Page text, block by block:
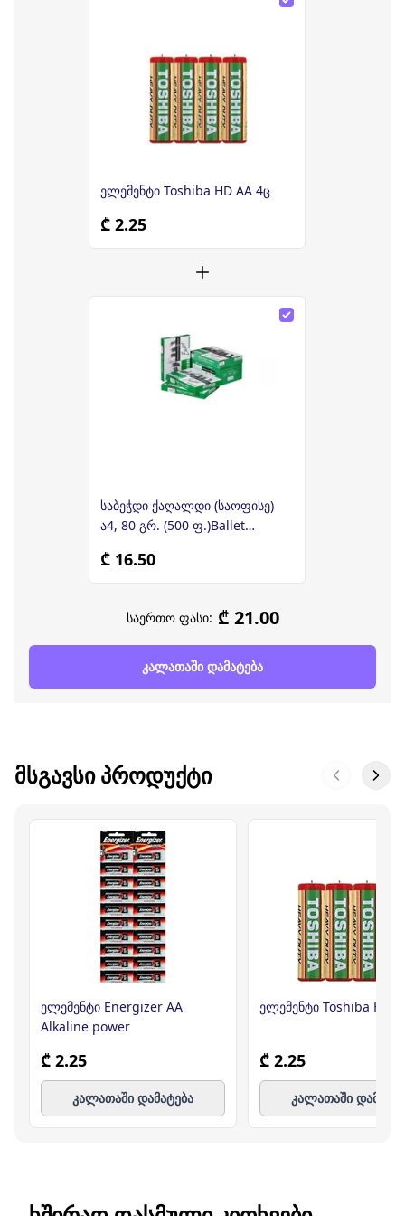
ელემენტი Toshiba HD AA 4ც
₾ 2.25
საბეჭდი ქაღალდი (საოფისე)
ა4, 80 გრ. (500 ფ.)Ballet
₾ 16.50
საერთო ფასი: ₾ 21.00
კალათაში დამატება
ᲛᲡᲒᲐᲕᲡᲘ ᲞᲠᲝᲓᲣᲥᲢᲘ
ელემენტი Energizer AA
Alkaline power
₾ 2.25
კალათაში დამატება
ელემენტი Toshiba HD
₾ 2.25
კალათაში